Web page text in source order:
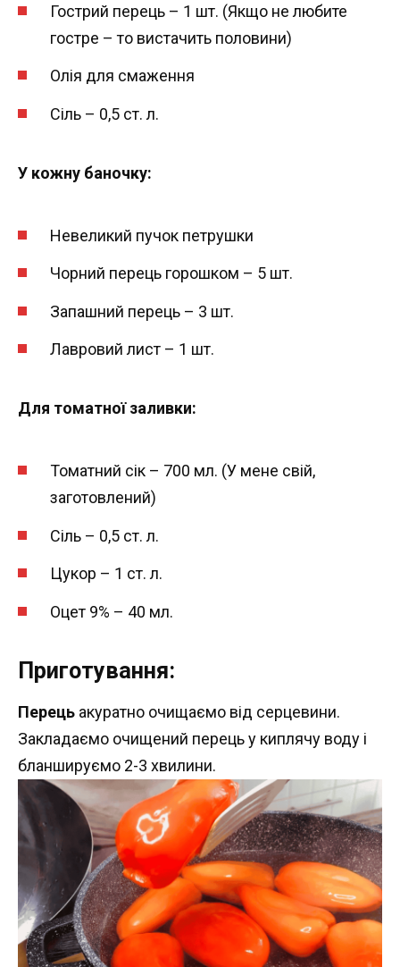
Гострий перець – 1 шт. (Якщо не любите
гостре – то вистачить половини)
Олія для смаження
Сіль – 0,5 ст. л.
У кожну баночку:
Невеликий пучок петрушки
Чорний перець горошком – 5 шт.
Запашний перець – 3 шт.
Лавровий лист – 1 шт.
Для томатної заливки:
Томатний сік – 700 мл. (У мене свій,
заготовлений)
Сіль – 0,5 ст. л.
Цукор – 1 ст. л.
Оцет 9% – 40 мл.
Приготування:
Перець акуратно очищаємо від серцевини.
Закладаємо очищений перець у киплячу воду і
бланшируємо 2-3 хвилини.